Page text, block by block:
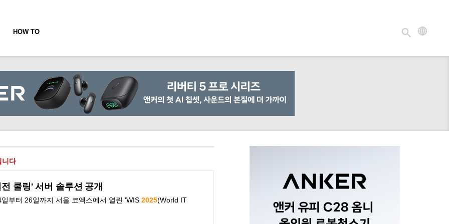
HOW TO
니다
쿨링' 서버 솔루션 공개
부터 26일까지 서울 코엑스에서 열린 'WIS 2025(World IT